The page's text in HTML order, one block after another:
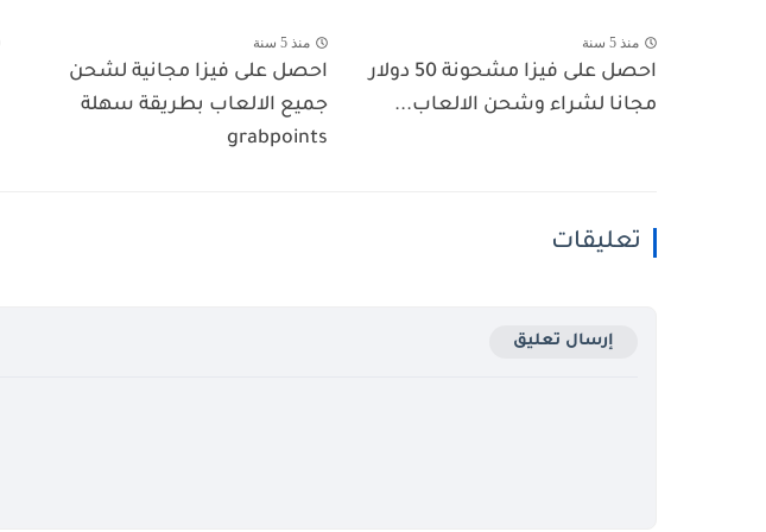
منذ 5 سنة
احصل على فيزا مشحونة 50 دولار
مجانا لشراء وشحن الالعاب...
منذ 5 سنة
احصل على فيزا مجانية لشحن
جميع الالعاب بطريقة سهلة
grabpoints
تعليقات
إرسال تعليق